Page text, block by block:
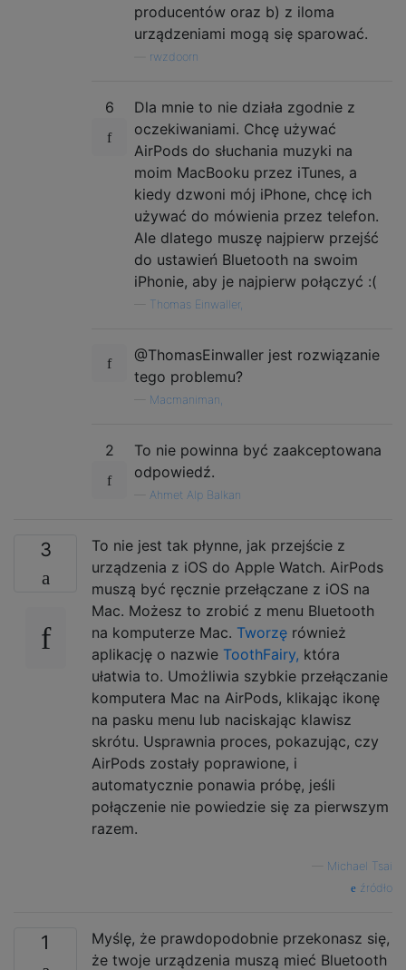
producentów oraz b) z iloma
urządzeniami mogą się sparować.
rwzdoorn
6
Dla mnie to nie działa zgodnie z
oczekiwaniami. Chcę używać
AirPods do słuchania muzyki na
moim MacBooku przez iTunes, a
kiedy dzwoni mój iPhone, chcę ich
używać do mówienia przez telefon.
Ale dlatego muszę najpierw przejść
do ustawień Bluetooth na swoim
iPhonie, aby je najpierw połączyć :(
Thomas Einwaller,
@ThomasEinwaller jest rozwiązanie
tego problemu?
Macmaniman,
2
To nie powinna być zaakceptowana
odpowiedź.
Ahmet Alp Balkan
3
To nie jest tak płynne, jak przejście z
urządzenia z iOS do Apple Watch. AirPods
muszą być ręcznie przełączane z iOS na
Mac. Możesz to zrobić z menu Bluetooth
na komputerze Mac. Tworzę również
aplikację o nazwie ToothFairy, która
ułatwia to. Umożliwia szybkie przełączanie
komputera Mac na AirPods, klikając ikonę
na pasku menu lub naciskając klawisz
skrótu. Usprawnia proces, pokazując, czy
AirPods zostały poprawione, i
automatycznie ponawia próbę, jeśli
połączenie nie powiedzie się za pierwszym
razem.
Michael Tsai
źródło
1
Myślę, że prawdopodobnie przekonasz się,
że twoje urządzenia muszą mieć Bluetooth